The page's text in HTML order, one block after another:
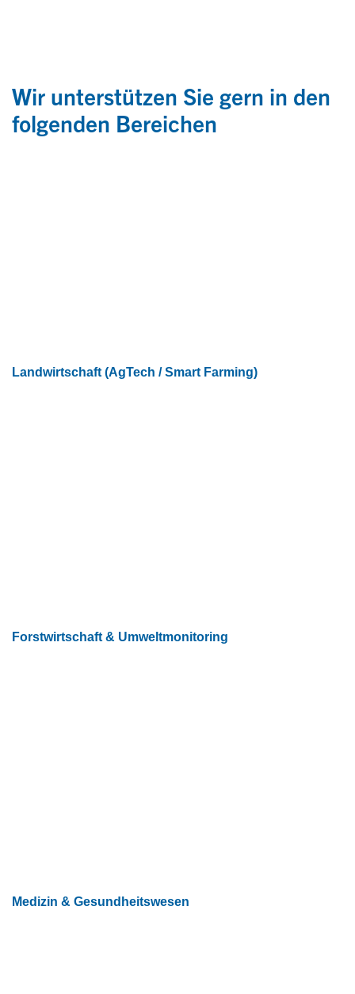
Wir unterstützen Sie gern in den
folgenden Bereichen
Landwirtschaft (AgTech / Smart Farming)
Forstwirtschaft & Umweltmonitoring
Medizin & Gesundheitswesen